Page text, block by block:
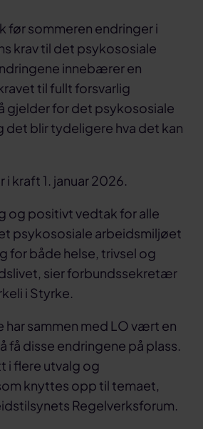
sommeren endringer i
krav til det psykososiale
innebærer en
til fullt forsvarlig
gjelder for det psykososiale
blir tydeligere hva det kan
kraft 1. januar 2026.
og positivt vedtak for alle
psykososiale arbeidsmiljøet
for både helse, trivsel og
sier forbundssekretær
i Styrke.
har sammen med LO vært en
få disse endringene på plass.
i flere utvalg og
knyttes opp til temaet,
Regelverksforum.